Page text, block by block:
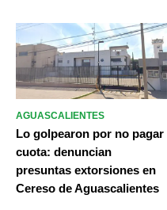
AGUASCALIENTES
Lo golpearon por no pagar
cuota: denuncian
presuntas extorsiones en
Cereso de Aguascalientes